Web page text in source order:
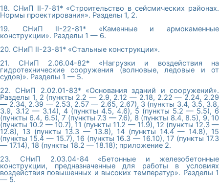
18. СНиП II-7-81* «Строительство в сейсмических районах.
Нормы проектирования». Разделы 1, 2.
19. СНиП II-22-81* «Каменные и армокаменные
конструкции». Разделы 1 — 6.
20. СНиП II-23-81* «Стальные конструкции».
21. СНиП 2.06.04-82* «Нагрузки и воздействия на
гидротехнические сооружения (волновые, ледовые и от
судов)». Разделы 1 — 5.
22. СНиП 2.02.01-83* «Основания зданий и сооружений».
Разделы 1, 2 (пункты 2.2 — 2.9, 2.12 — 2.18, 2.22 — 2.24, 2.29
— 2.34, 2.39 — 2.53, 2.57 — 2.65, 2.67), 3 (пункты 3.4, 3.5, 3.8,
3.9, 3.12 — 3.14), 4 (пункты 4.5, 4.6), 5 (пункты 5.2 — 5.5), 6
(пункты 6.4, 6.5), 7 (пункты 7.3 — 7.6), 8 (пункты 8.4, 8.5), 9, 10
(пункты 10.2 — 10.7), 11 (пункты 11.2 — 11.9), 12 (пункты 12.3 —
12.8), 13 (пункты 13.3 — 13.8), 14 (пункты 14.4 — 14.8), 15
(пункты 15.4 — 15.7), 16 (пункты 16.3 — 16.10), 17 (пункты 17.3
— 17.14), 18 (пункты 18.2 — 18.18); приложение 2.
23. СНиП 2.03.04-84 «Бетонные и железобетонные
конструкции, предназначенные для работы в условиях
воздействия повышенных и высоких температур». Разделы 1
— 5.